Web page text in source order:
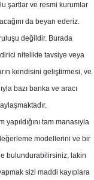
şartlar ve resmi kurumlar
da beyan ederiz.
değildir. Burada
nitelikte tavsiye veya
kendisini geliştirmesi, ve
bazı banka ve aracı
tam manasıyla
modellerini ve bir
bulundurabilirsiniz, lakin
sizi maddi kayıplara